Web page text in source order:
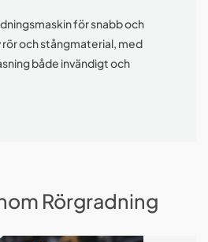
för snabb och
och stångmaterial, med
både invändigt och
Rörgradning